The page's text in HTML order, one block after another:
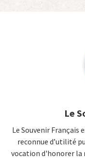
Le
Le Souvenir Français
reconnue d’utilité
vocation d'honorer la